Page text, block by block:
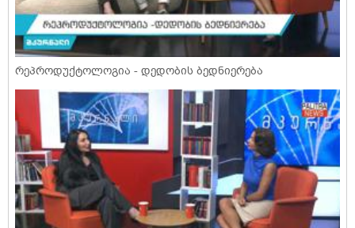
რეპროდუქტოლოგია - დედობის ბედნიერება